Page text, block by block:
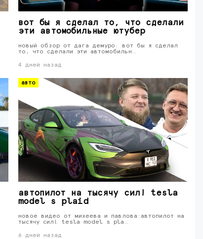
вот бы я сделал то, что сделали
эти автомобильные ютубер
новый обзор от дага демуро: вот бы я сделал
то, что сделали эти автомобильн…
4 дней назад
авто
автопилот на тысячу сил! tesla
model s plaid
новое видео от михеева и павлова:автопилот на
тысячу сил! tesla model s pla…
6 дней назад